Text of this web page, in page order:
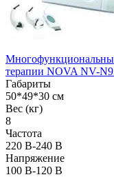
терапии NOVA NV-
Габариты
50*49*30 см
Вес (кг)
8
Частота
220 В-240 В
Напряжение
100 В-120 В